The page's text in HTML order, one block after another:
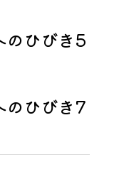
のひびき5
のひびき7